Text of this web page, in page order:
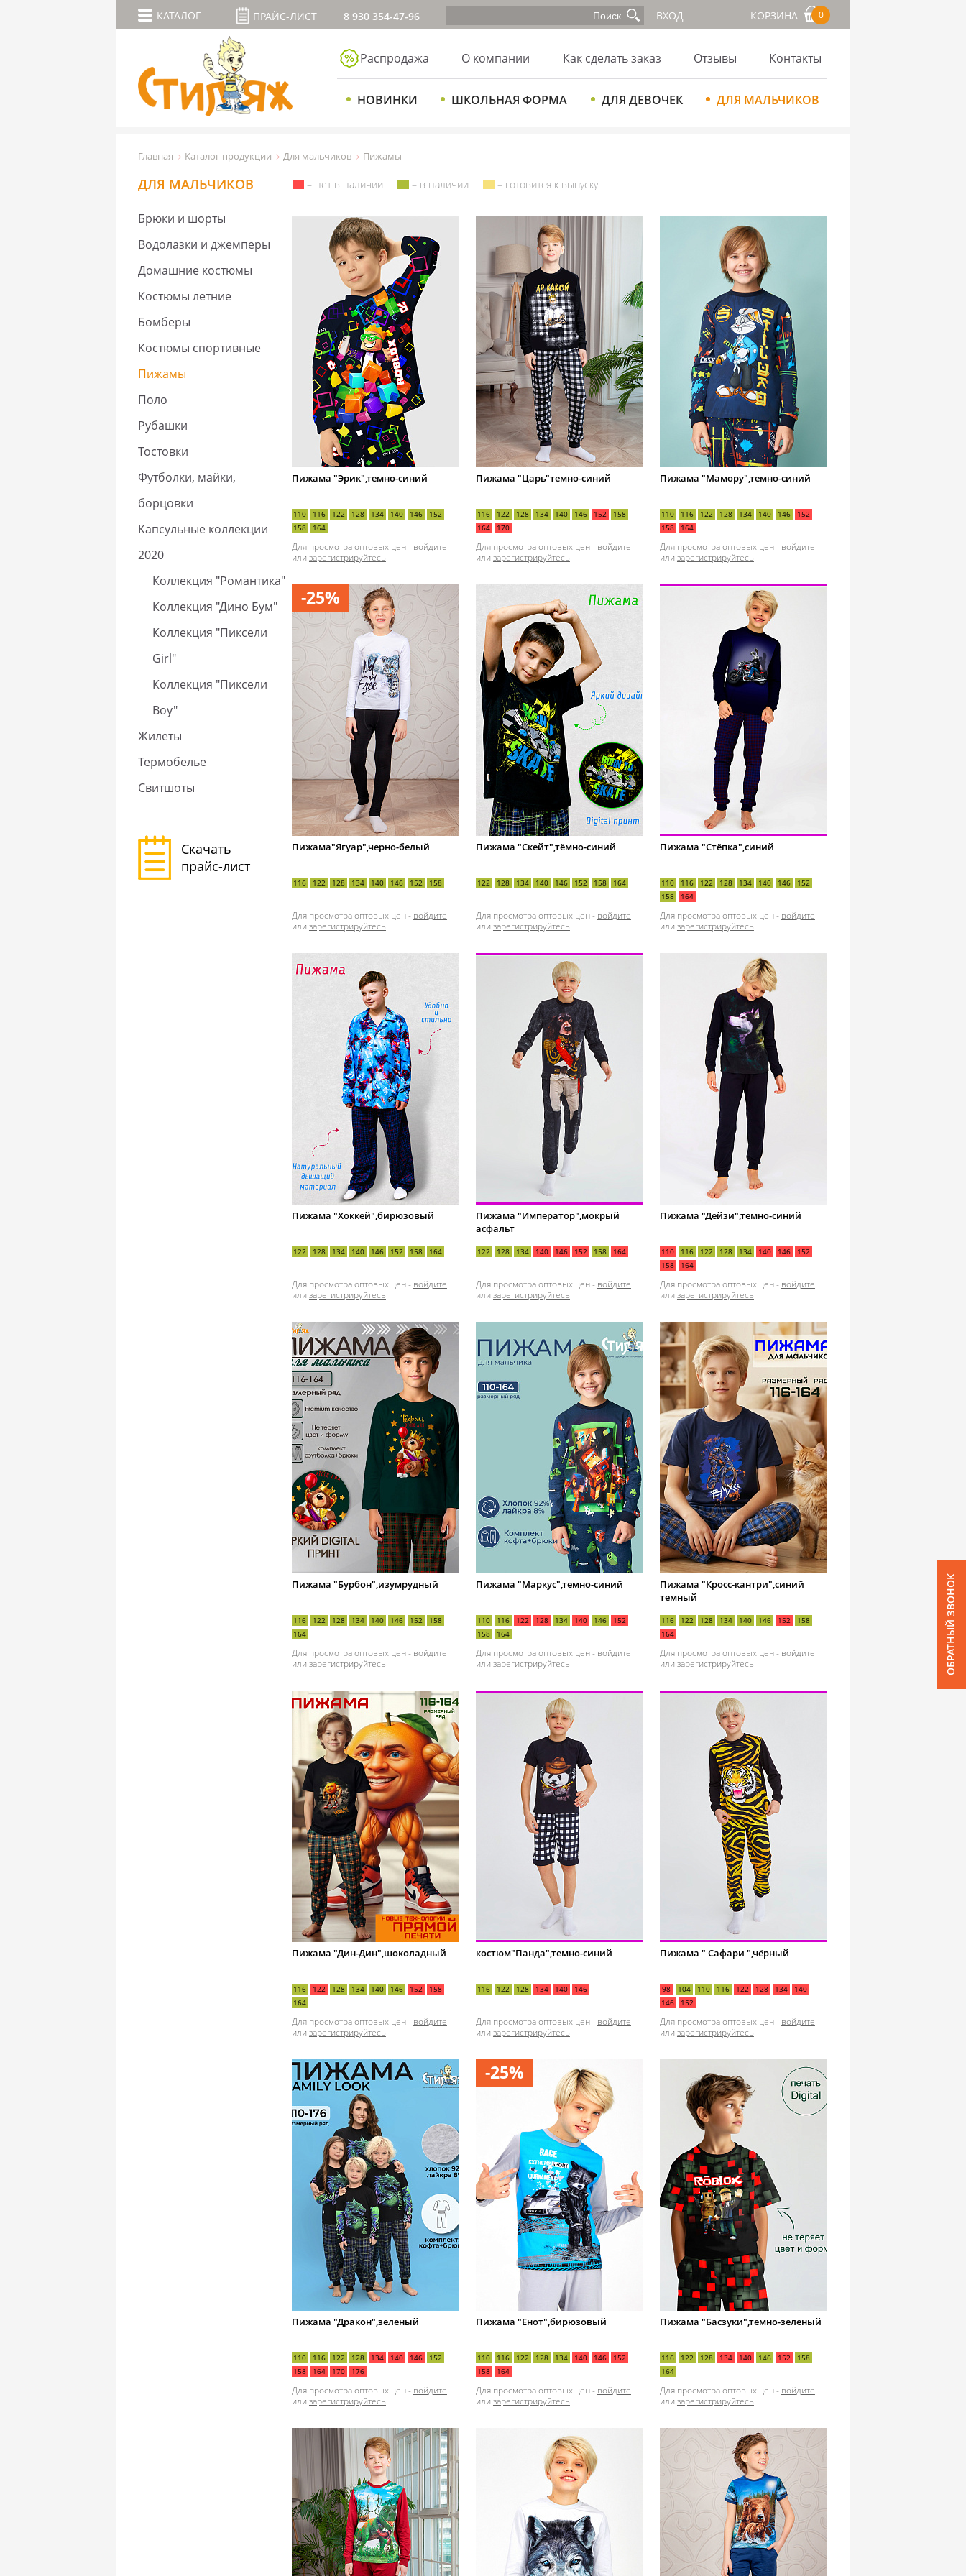
ОБРАТНЫЙ ЗВОНОК
КАТАЛОГ ПРАЙС-ЛИСТ 8 930 354-47-96 ВХОД КОРЗИНА 0
Распродажа О компании Как сделать заказ Отзывы Контакты
НОВИНКИ ШКОЛЬНАЯ ФОРМА ДЛЯ ДЕВОЧЕК ДЛЯ МАЛЬЧИКОВ
Главная Каталог продукции Для мальчиков Пижамы
ДЛЯ МАЛЬЧИКОВ
Брюки и шорты
Водолазки и джемперы
Домашние костюмы
Костюмы летние
Бомберы
Костюмы спортивные
Пижамы
Поло
Рубашки
Тостовки
Футболки, майки,
борцовки
Капсульные коллекции
2020
Коллекция "Романтика"
Коллекция "Дино Бум"
Коллекция "Пиксели
Girl"
Коллекция "Пиксели
Boy"
Жилеты
Термобелье
Свитшоты
Скачать
прайс-лист
– нет в наличии – в наличии – готовится к выпуску
Пижама "Эрик",темно-синий
110 116 122 128 134 140 146
152
158
164
Для просмотра оптовых цен - войдите
или зарегистрируйтесь
Пижама "Царь"темно-синий
116 122 128 134 140 146 152
158
164
170
Для просмотра оптовых цен - войдите
или зарегистрируйтесь
Пижама "Мамору",темно-синий
110 116 122 128 134 140 146
152
158
164
Для просмотра оптовых цен - войдите
или зарегистрируйтесь
-25%
Пижама"Ягуар",черно-белый
116 122 128 134 140 146 152 158
Для просмотра оптовых цен - войдите
или зарегистрируйтесь
Пижама "Скейт",тёмно-синий
122 128 134 140 146 152 158 164
Для просмотра оптовых цен - войдите
или зарегистрируйтесь
Пижама "Стёпка",синий
110 116 122 128 134 140 146
152
158
164
Для просмотра оптовых цен - войдите
или зарегистрируйтесь
Пижама "Хоккей",бирюзовый
122 128 134 140 146 152 158 164
Для просмотра оптовых цен - войдите
или зарегистрируйтесь
Пижама "Император",мокрый
асфальт
122 128 134 140 146 152 158 164
Для просмотра оптовых цен - войдите
или зарегистрируйтесь
Пижама "Дейзи",темно-синий
110 116 122 128 134 140 146
152
158
164
Для просмотра оптовых цен - войдите
или зарегистрируйтесь
Пижама "Бурбон",изумрудный
116 122 128 134 140 146 152
158
164
Для просмотра оптовых цен - войдите
или зарегистрируйтесь
Пижама "Маркус",темно-синий
110 116 122 128 134 140 146
152
158
164
Для просмотра оптовых цен - войдите
или зарегистрируйтесь
Пижама "Кросс-кантри",синий
темный
116 122 128 134 140 146 152
158
164
Для просмотра оптовых цен - войдите
или зарегистрируйтесь
Пижама "Дин-Дин",шоколадный
116 122 128 134 140 146 152
158
164
Для просмотра оптовых цен - войдите
или зарегистрируйтесь
костюм"Панда",темно-синий
116 122 128 134 140 146
Для просмотра оптовых цен - войдите
или зарегистрируйтесь
Пижама " Сафари ",чёрный
98 104 110 116 122 128 134
140
146
152
Для просмотра оптовых цен - войдите
или зарегистрируйтесь
Пижама "Дракон",зеленый
110 116 122 128 134 140 146
152
158
164 170 176
Для просмотра оптовых цен - войдите
или зарегистрируйтесь
-25%
Пижама "Енот",бирюзовый
110 116 122 128 134 140 146
152
158
164
Для просмотра оптовых цен - войдите
или зарегистрируйтесь
Пижама "Басзуки",темно-зеленый
116 122 128 134 140 146 152
158
164
Для просмотра оптовых цен - войдите
или зарегистрируйтесь